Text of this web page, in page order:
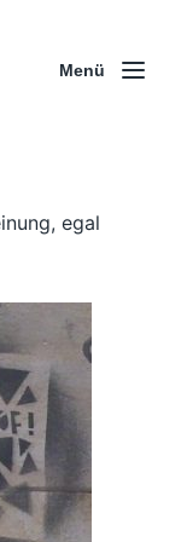
Menü
egal